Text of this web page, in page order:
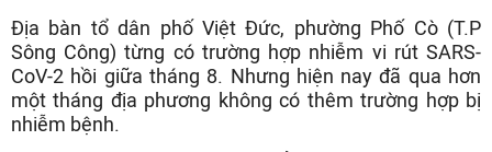
Địa bàn tổ dân phố Việt Đức, phường Phố Cò (T.P
Sông Công) từng có trường hợp nhiễm vi rút SARS-
CoV-2 hồi giữa tháng 8. Nhưng hiện nay đã qua hơn
một tháng địa phương không có thêm trường hợp bị
nhiễm bệnh.